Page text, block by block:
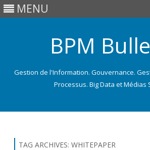
MENU
BPM
Gestion de l'Information. Gouvernance.
Processus. Big Data et Médias
TAG ARCHIVES: WHITEPAPER